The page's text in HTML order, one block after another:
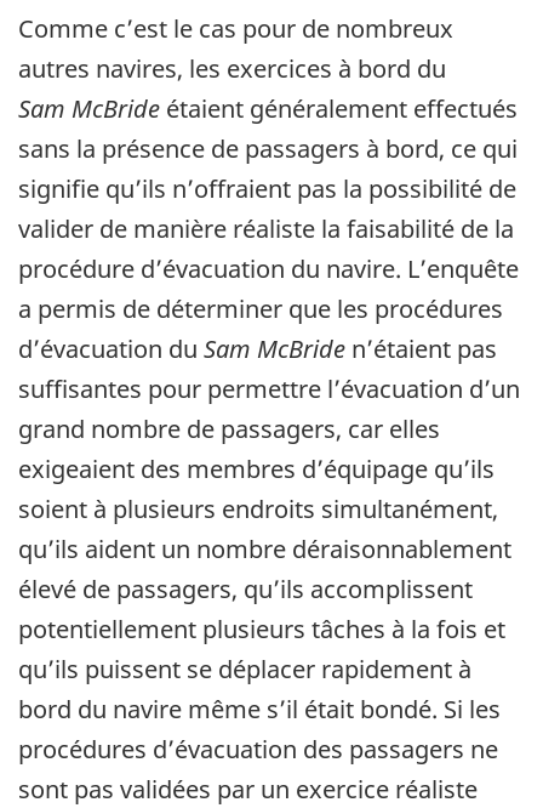
Comme c’est le cas pour de nombreux
autres navires, les exercices à bord du
Sam McBride étaient généralement effectués
sans la présence de passagers à bord, ce qui
signifie qu’ils n’offraient pas la possibilité de
valider de manière réaliste la faisabilité de la
procédure d’évacuation du navire. L’enquête
a permis de déterminer que les procédures
d’évacuation du Sam McBride n’étaient pas
suffisantes pour permettre l’évacuation d’un
grand nombre de passagers, car elles
exigeaient des membres d’équipage qu’ils
soient à plusieurs endroits simultanément,
qu’ils aident un nombre déraisonnablement
élevé de passagers, qu’ils accomplissent
potentiellement plusieurs tâches à la fois et
qu’ils puissent se déplacer rapidement à
bord du navire même s’il était bondé. Si les
procédures d’évacuation des passagers ne
sont pas validées par un exercice réaliste